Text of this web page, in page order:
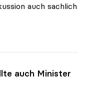
auch sachlich
„Erster Schritt
auch Minister